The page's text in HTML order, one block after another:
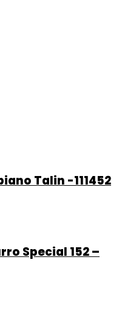
Talin -111452
Special 152 –